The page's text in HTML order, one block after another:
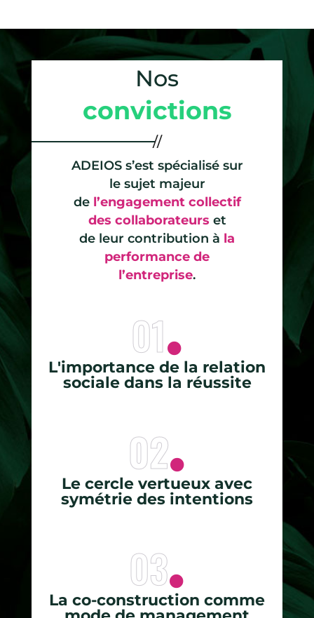
Nos
convictions
ADEIOS s’est spécialisé sur
le sujet majeur
de l’engagement collectif
des collaborateurs et
de leur contribution à la
performance de
l’entreprise.
01
L'importance de la relation
sociale dans la réussite
02
Le cercle vertueux avec
symétrie des intentions
03
La co-construction comme